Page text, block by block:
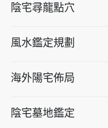
陰宅尋龍點穴
風水鑑定規劃
海外陽宅佈局
陰宅墓地鑑定